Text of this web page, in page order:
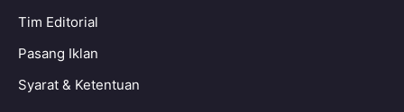
Tim Editorial
Pasang Iklan
Syarat & Ketentuan